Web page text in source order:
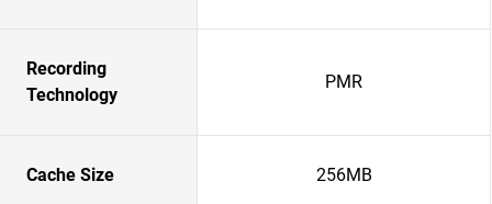
Recording
Technology
PMR
Cache Size 256MB